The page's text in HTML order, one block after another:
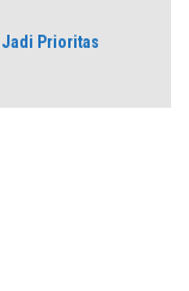
Jadi Prioritas